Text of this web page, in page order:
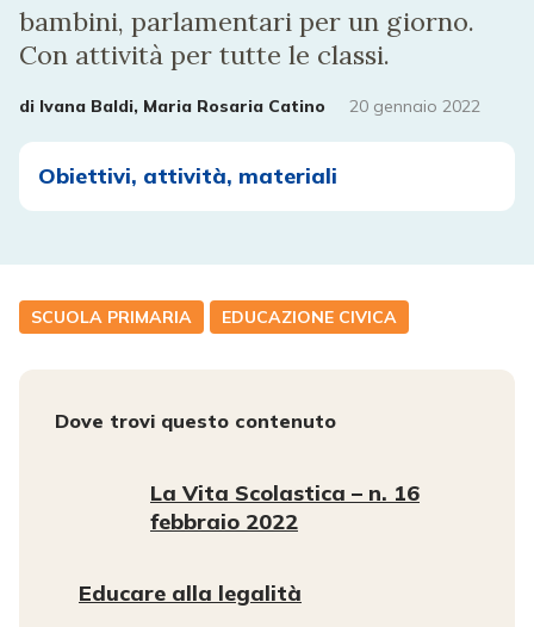
bambini, parlamentari per un giorno.
Con attività per tutte le classi.
di Ivana Baldi, Maria Rosaria Catino 20 gennaio 2022
Obiettivi, attività, materiali
SCUOLA PRIMARIA EDUCAZIONE CIVICA
Dove trovi questo contenuto
La Vita Scolastica – n. 16
febbraio 2022
Educare alla legalità